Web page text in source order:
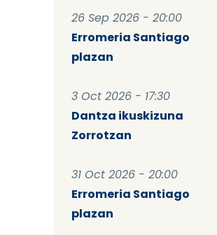
26 Sep 2026 - 20:00
Erromeria Santiago
plazan
3 Oct 2026 - 17:30
Dantza ikuskizuna
Zorrotzan
31 Oct 2026 - 20:00
Erromeria Santiago
plazan